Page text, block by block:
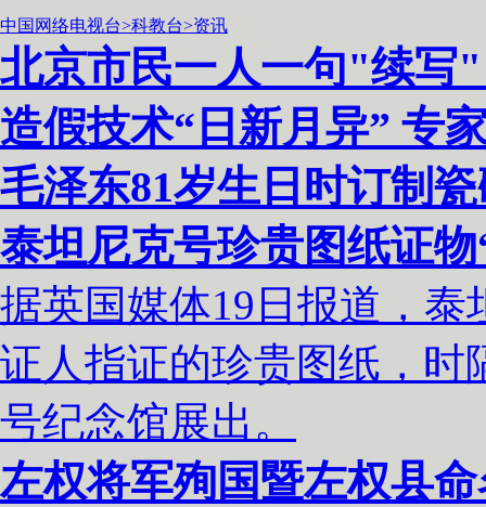
中国网络电视台>科教台>资讯
北京市民一人一句"续写
造假技术“日新月异” 专
毛泽东81岁生日时订制
泰坦尼克号珍贵图纸证
据英国媒体19日报道，
证人指证的珍贵图纸，时
号纪念馆展出。
左权将军殉国暨左权县